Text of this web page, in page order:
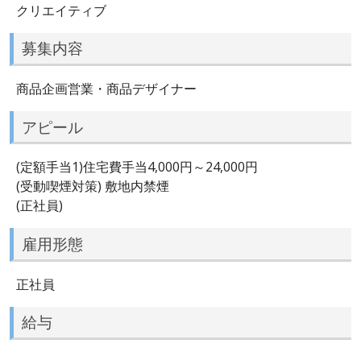
クリエイティブ
募集内容
商品企画営業・商品デザイナー
アピール
(定額手当1)住宅費手当4,000円～24,000円
(受動喫煙対策) 敷地内禁煙
(正社員)
雇用形態
正社員
給与